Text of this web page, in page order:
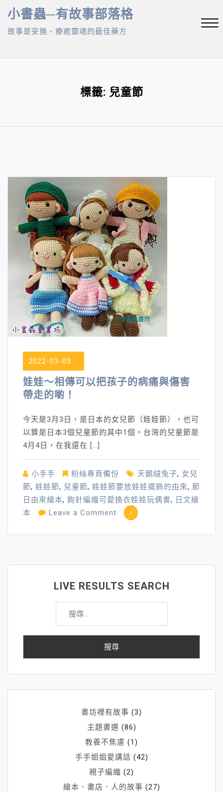
Skip
content
小書蟲─有故事部落格
故事是安撫、療癒靈魂的最佳藥方
標籤: 兒童節
2022-03-03
娃娃～相傳可以把孩子的病痛與傷害
帶走的喲！
今天是3月3日，是日本的女兒節（娃娃節），也可
以算是日本3個兒童節的其中1個。台灣的兒童節是
4月4日，在我還在 […]
小手手 粉絲專頁備份 天鵝絨兔子, 女兒
節, 娃娃節, 兒童節, 娃娃節要放娃娃擺飾的由來, 節
日由來繪本, 鉤針編織可愛換衣娃娃玩偶書, 日文繪
本
Leave a Comment on
相
可
以
孩
子
傷
帶
走
的
喲！
LIVE RESULTS SEARCH
搜
關
書坊裡有故事 (3)
主題書選 (86)
教養不焦慮 (1)
手手姐姐愛講話 (42)
親子編織 (2)
繪本．書店．人的故事 (27)